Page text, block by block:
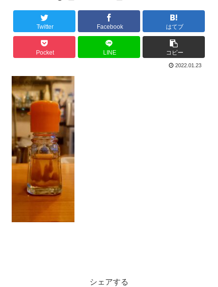
Twitter Facebook はてブ
Pocket LINE コピー
2022.01.23
シェアする